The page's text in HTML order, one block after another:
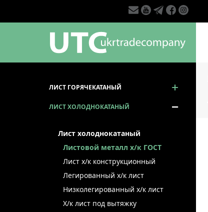
ЛИСТ ГОРЯЧЕКАТАНЫЙ
ЛИСТ ХОЛОДНОКАТАНЫЙ
Лист холоднокатаный
Листовой металл x/к ГОСТ
Лист х/к конструкционный
Легированный х/к лист
Низколегированный х/к лист
Х/к лист под вытяжку